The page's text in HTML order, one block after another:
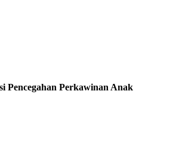
Pencegahan Perkawinan Anak